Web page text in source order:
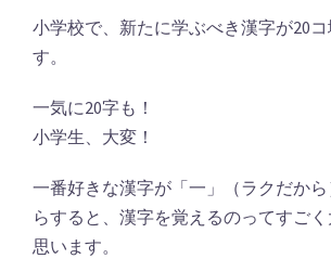
小学校で、新たに学ぶべき漢字が20
す。
一気に20字も！
小学生、大変！
一番好きな漢字が「一」（ラクだか
らすると、漢字を覚えるのってすご
思います。